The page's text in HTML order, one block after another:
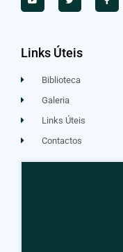
Links Úteis
Biblioteca
Galeria
Links Úteis
Contactos